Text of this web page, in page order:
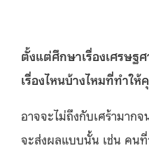
ตั้งแต่ศึกษาเรื่องเศรษฐ
เรื่องไหนบ้างไหมที่ทำให้
อาจจะไม่ถึงกับเศร้ามาก
จะส่งผลแบบนั้น เช่น คน